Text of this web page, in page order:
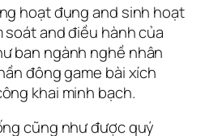
hoạt đụng and sinh hoạt
soát and điều hành của
ban ngành nghề nhân
đông game bài xích
khai minh bạch.
cũng như được quý